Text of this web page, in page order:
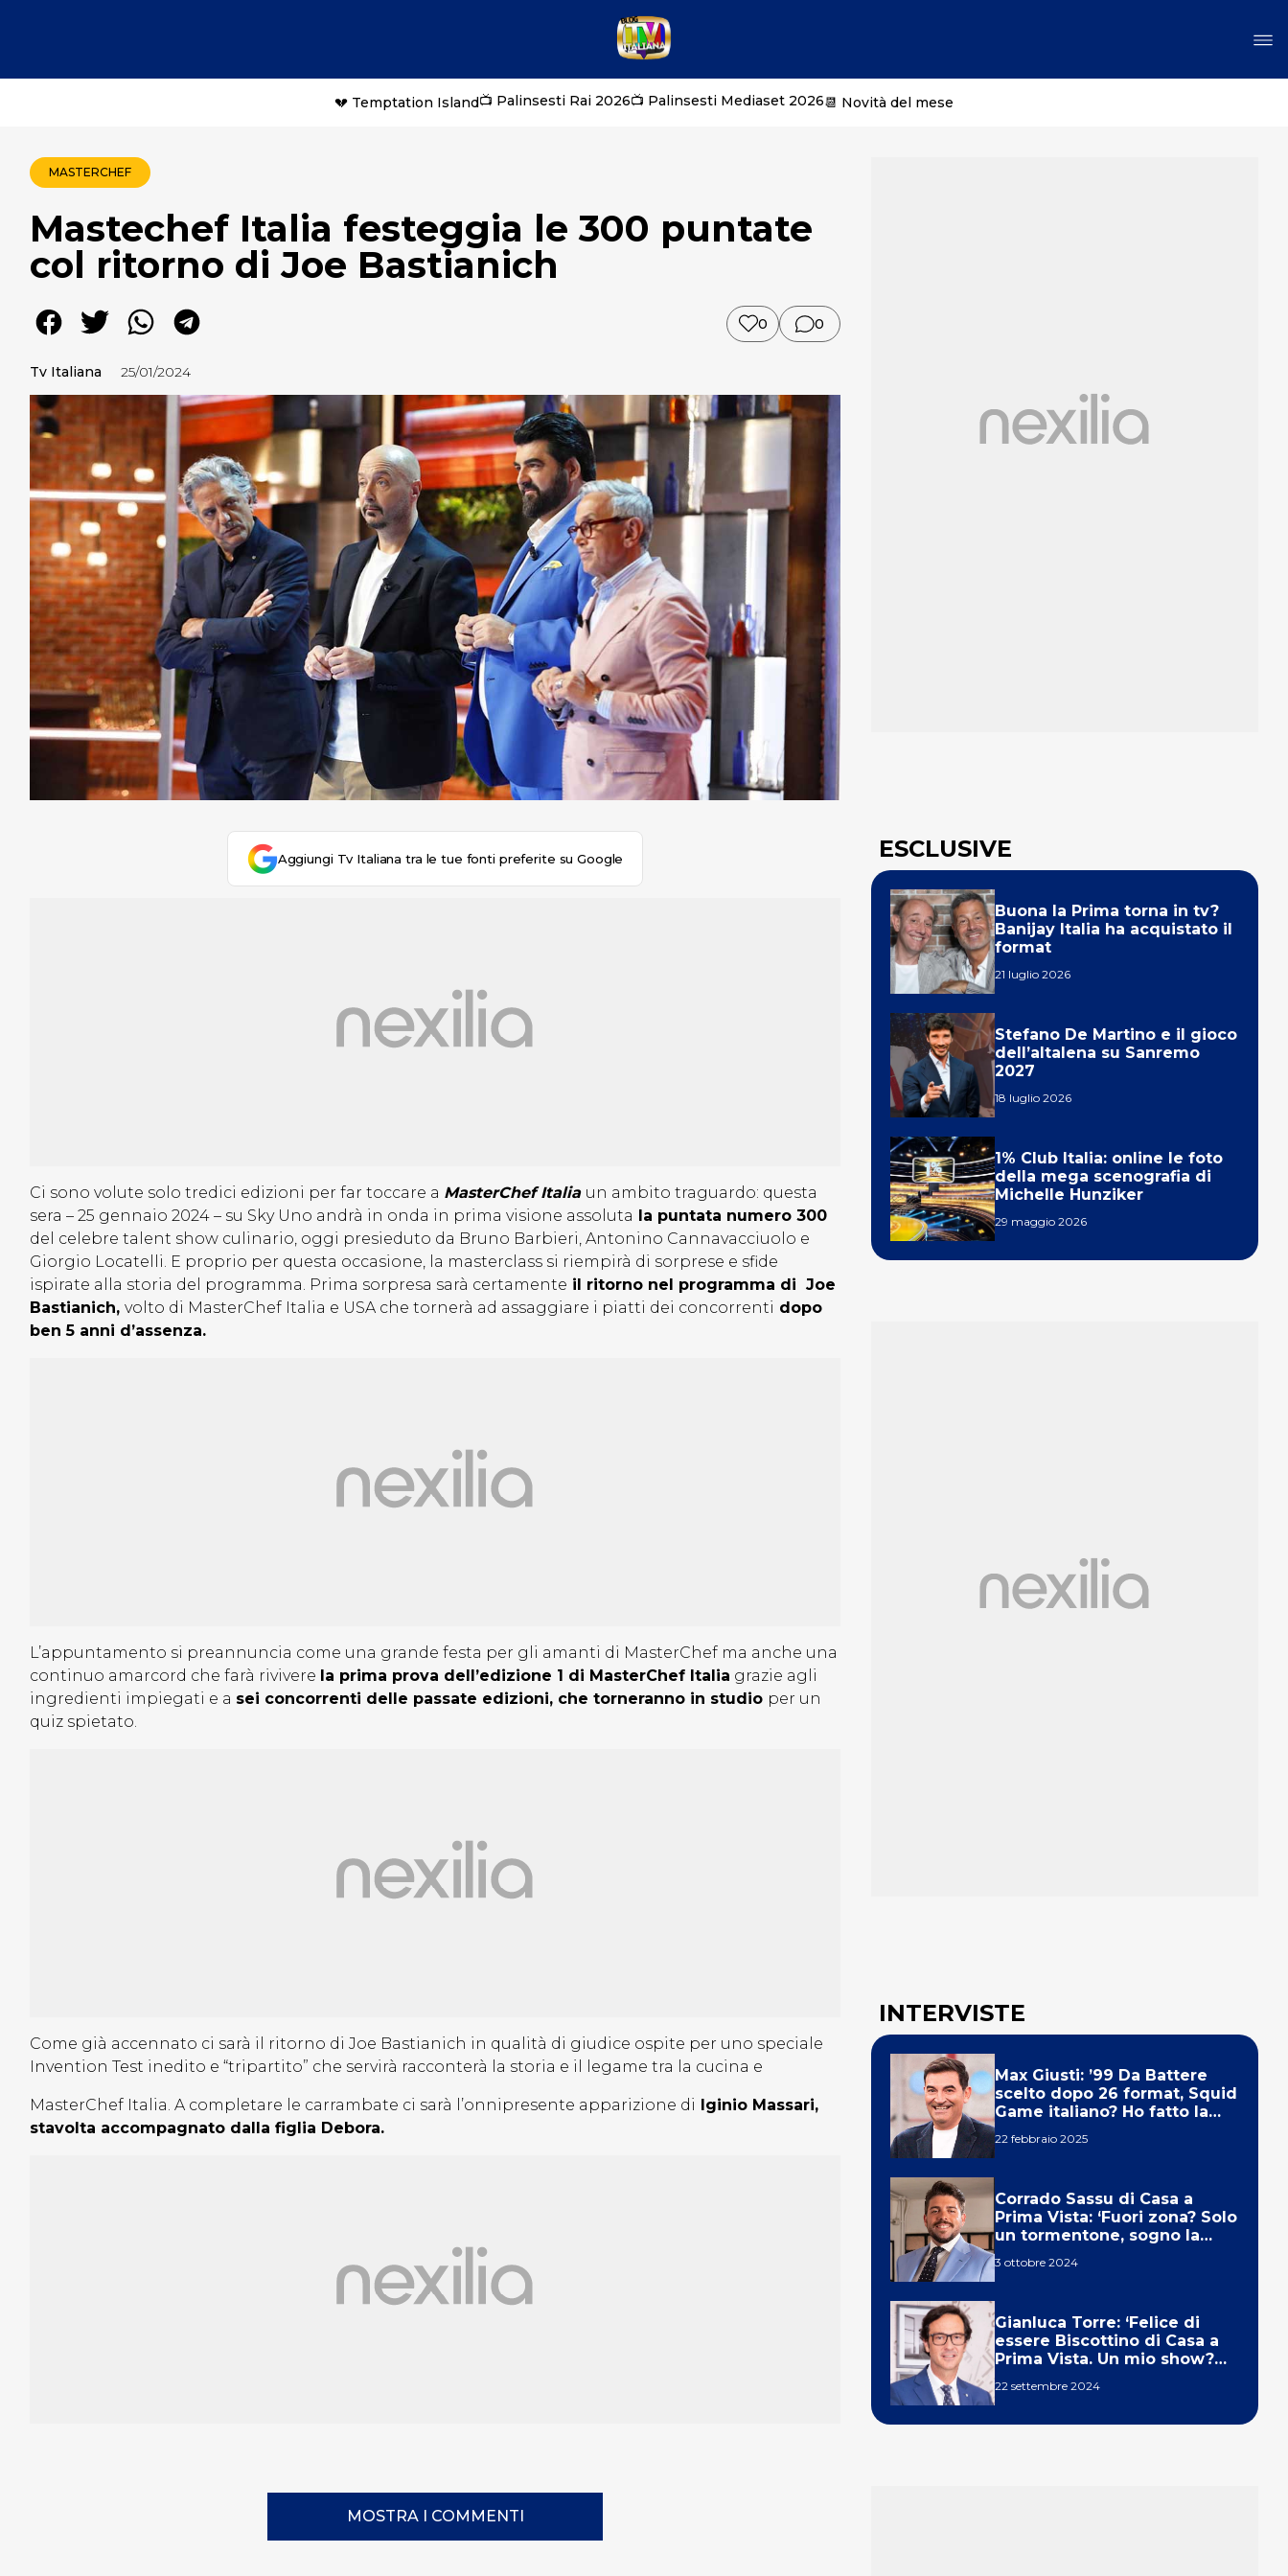
💔 Temptation Island📺 Palinsesti Rai 2026📺 Palinsesti Mediaset 2026📆 Novità del mese
MASTERCHEF
Mastechef Italia festeggia le 300 puntate
col ritorno di Joe Bastianich
0 0
Tv Italiana 25/01/2024
Aggiungi Tv Italiana tra le tue fonti preferite su Google
Ci sono volute solo tredici edizioni per far toccare a MasterChef Italia un ambito traguardo: questa
sera – 25 gennaio 2024 – su Sky Uno andrà in onda in prima visione assoluta la puntata numero 300
del celebre talent show culinario, oggi presieduto da Bruno Barbieri, Antonino Cannavacciuolo e
Giorgio Locatelli. E proprio per questa occasione, la masterclass si riempirà di sorprese e sfide
ispirate alla storia del programma. Prima sorpresa sarà certamente il ritorno nel programma di Joe
Bastianich, volto di MasterChef Italia e USA che tornerà ad assaggiare i piatti dei concorrenti dopo
ben 5 anni d’assenza.
L’appuntamento si preannuncia come una grande festa per gli amanti di MasterChef ma anche una
continuo amarcord che farà rivivere la prima prova dell’edizione 1 di MasterChef Italia grazie agli
ingredienti impiegati e a sei concorrenti delle passate edizioni, che torneranno in studio per un
quiz spietato.
Come già accennato ci sarà il ritorno di Joe Bastianich in qualità di giudice ospite per uno speciale
Invention Test inedito e “tripartito” che servirà racconterà la storia e il legame tra la cucina e
MasterChef Italia. A completare le carrambate ci sarà l’onnipresente apparizione di Iginio Massari,
stavolta accompagnato dalla figlia Debora.
MOSTRA I COMMENTI
ESCLUSIVE
Buona la Prima torna in tv?
Banijay Italia ha acquistato il
format
21 luglio 2026
Stefano De Martino e il gioco
dell’altalena su Sanremo
2027
18 luglio 2026
1% Club Italia: online le foto
della mega scenografia di
Michelle Hunziker
29 maggio 2026
INTERVISTE
Max Giusti: ’99 Da Battere
scelto dopo 26 format, Squid
Game italiano? Ho fatto la
22 febbraio 2025
Corrado Sassu di Casa a
Prima Vista: ‘Fuori zona? Solo
un tormentone, sogno la
3 ottobre 2024
Gianluca Torre: ‘Felice di
essere Biscottino di Casa a
Prima Vista. Un mio show?
22 settembre 2024